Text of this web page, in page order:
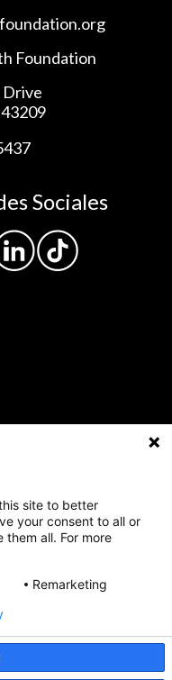
Foundation
Drive
Sociales
site to better
your consent to all or
them all. For more
Remarketing